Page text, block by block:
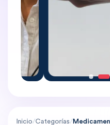
Inicio/Categorías/